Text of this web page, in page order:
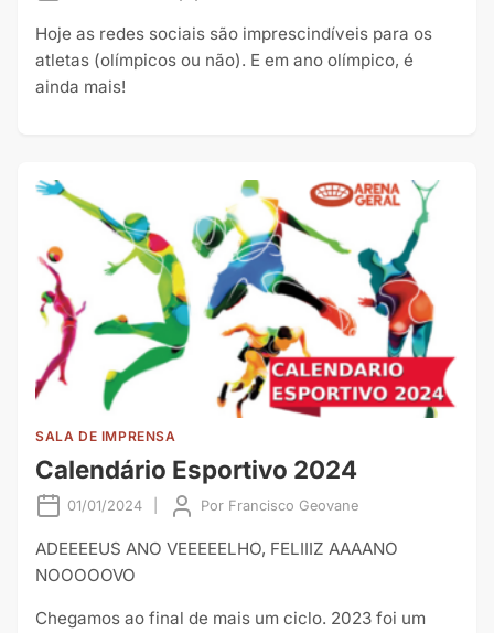
Hoje as redes sociais são imprescindíveis para os
atletas (olímpicos ou não). E em ano olímpico, é
ainda mais!
SALA DE IMPRENSA
Calendário Esportivo 2024
01/01/2024 Por Francisco Geovane
ADEEEEUS ANO VEEEEELHO, FELIIIZ AAAANO
NOOOOOVO
Chegamos ao final de mais um ciclo. 2023 foi um